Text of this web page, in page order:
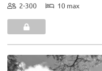
2-300 10 max